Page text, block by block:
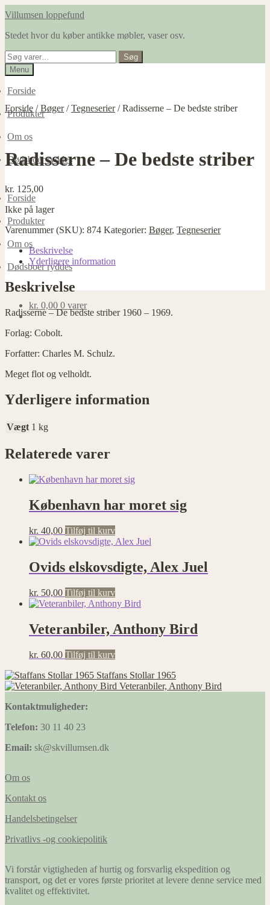
Spring
navigation
Spring
indhold
Villumsen loppefund
Stedet hvor du køber antikke møbler, vaser osv.
Søg
efter:
Søg
Menu
Forside
Produkter
Om os
Dødsboer ryddes
Forside
Produkter
Om os
Dødsboer ryddes
kr. 0,00 0 varer
Forside /Bøger/Tegneserier/Radisserne – De bedste striber
Radisserne – De bedste striber
kr. 125,00
Ikke på lager
Varenummer (SKU): 874 Kategorier: Bøger, Tegneserier
Beskrivelse
Yderligere information
Beskrivelse
Radisserne – De bedste striber 1960 – 1969.
Forlag: Cobolt.
Forfatter: Charles M. Schulz.
Meget flot og velholdt.
Yderligere information
Vægt 1 kg
Relaterede varer
København har moret sig
kr. 40,00 Tilføj til kurv
Ovids elskovsdigte, Alex Juel
kr. 50,00 Tilføj til kurv
Veteranbiler, Anthony Bird
kr. 60,00 Tilføj til kurv
Staffans Stollar 1965
Veteranbiler, Anthony Bird
Kontaktmuligheder:
Telefon: 30 11 40 23
Email: sk@skvillumsen.dk
Om os
Kontakt os
Handelsbetingelser
Privatlivs -og cookiepolitik
Vi forstår vigtigheden af hurtig og forsvarlig ekspedition og
transport, og det er vores første prioritet at levere denne service med
kvalitet og effektivitet.